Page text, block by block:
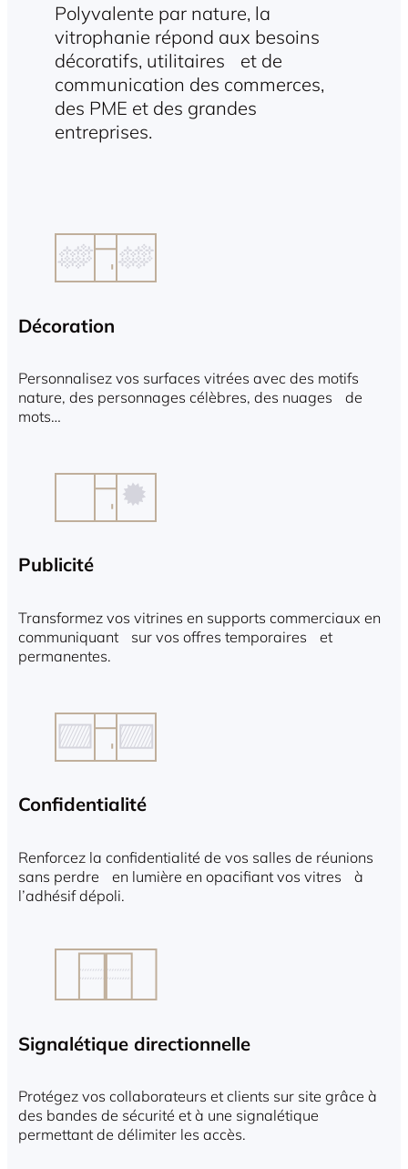
Polyvalente par nature, la
vitrophanie répond aux besoins
décoratifs, utilitaires et de
communication des commerces,
des PME et des grandes
entreprises.
Décoration
Personnalisez vos surfaces vitrées avec des motifs
nature, des personnages célèbres, des nuages de
mots…
Publicité
Transformez vos vitrines en supports commerciaux en
communiquant sur vos offres temporaires et
permanentes.
Confidentialité
Renforcez la confidentialité de vos salles de réunions
sans perdre en lumière en opacifiant vos vitres à
l’adhésif dépoli.
Signalétique directionnelle
Protégez vos collaborateurs et clients sur site grâce à
des bandes de sécurité et à une signalétique
permettant de délimiter les accès.